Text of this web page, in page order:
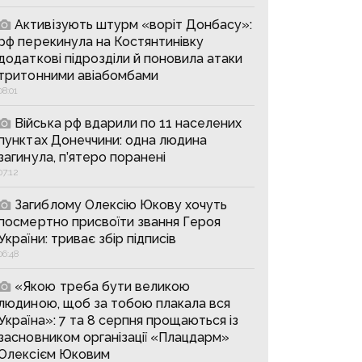
Активізують штурм «воріт Донбасу»:
перекинула на Костянтинівку
підрозділи й поновила атаки
авіабомбами
Війська рф вдарили по 11 населених
Донеччини: одна людина
п’ятеро поранені
Загиблому Олексію Юкову хочуть
присвоїти звання Героя
триває збір підписів
«Якою треба бути великою
щоб за тобою плакала вся
7 та 8 серпня прощаються із
організації «Плацдарм»
Юковим